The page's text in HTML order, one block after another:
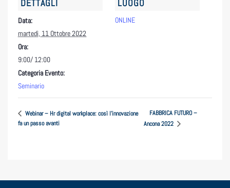
DETTAGLI
Data:
martedì, 11 Ottobre 2022
Ora:
9:00/ 12:00
Categoria Evento:
Seminario
LUOGO
ONLINE
Webinar – Hr digital workplace: così l’innovazione
fa un passo avanti
FABBRICA FUTURO –
Ancona 2022